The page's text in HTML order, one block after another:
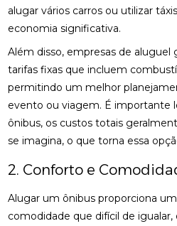
alugar vários carros ou utilizar
economia significativa.
Além disso, empresas de
tarifas fixas que incluem
permitindo um melhor
evento ou viagem. É importante
ônibus, os custos totais
se imagina, o que torna essa
2. Conforto e
Alugar um ônibus proporciona
comodidade que difícil de